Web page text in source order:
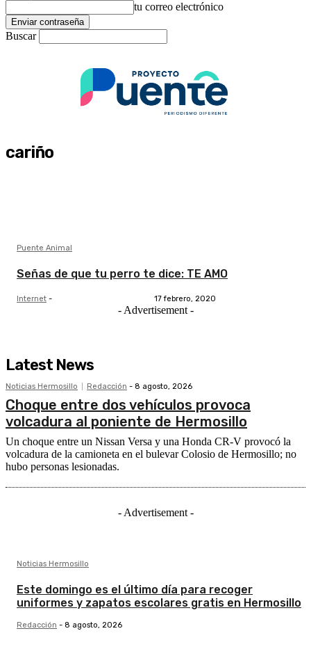
tu correo electrónico
Buscar
cariño
Puente Animal
Señas de que tu perro te dice: TE AMO
Internet - 17 febrero, 2020
- Advertisement -
Latest News
Noticias Hermosillo Redacción - 8 agosto, 2026
Choque entre dos vehículos provoca
volcadura al poniente de Hermosillo
Un choque entre un Nissan Versa y una Honda CR-V provocó la
volcadura de la camioneta en el bulevar Colosio de Hermosillo; no
hubo personas lesionadas.
- Advertisement -
Noticias Hermosillo
Este domingo es el último día para recoger
uniformes y zapatos escolares gratis en Hermosillo
Redacción - 8 agosto, 2026